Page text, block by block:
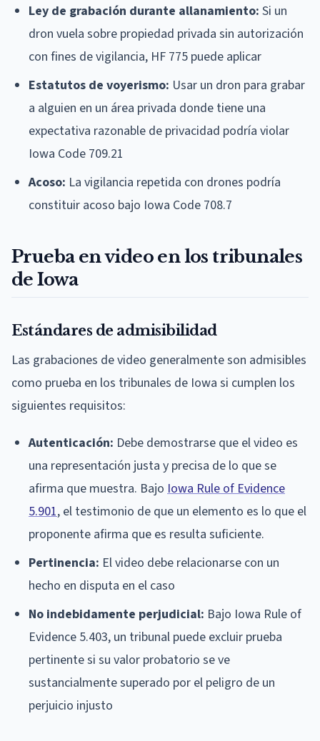
Ley de grabación durante allanamiento: Si un
dron vuela sobre propiedad privada sin autorización
con fines de vigilancia, HF 775 puede aplicar
Estatutos de voyerismo: Usar un dron para grabar
a alguien en un área privada donde tiene una
expectativa razonable de privacidad podría violar
Iowa Code 709.21
Acoso: La vigilancia repetida con drones podría
constituir acoso bajo Iowa Code 708.7
Prueba en video en los tribunales
de Iowa
Estándares de admisibilidad
Las grabaciones de video generalmente son admisibles
como prueba en los tribunales de Iowa si cumplen los
siguientes requisitos:
Autenticación: Debe demostrarse que el video es
una representación justa y precisa de lo que se
afirma que muestra. Bajo Iowa Rule of Evidence
5.901, el testimonio de que un elemento es lo que el
proponente afirma que es resulta suficiente.
Pertinencia: El video debe relacionarse con un
hecho en disputa en el caso
No indebidamente perjudicial: Bajo Iowa Rule of
Evidence 5.403, un tribunal puede excluir prueba
pertinente si su valor probatorio se ve
sustancialmente superado por el peligro de un
perjuicio injusto